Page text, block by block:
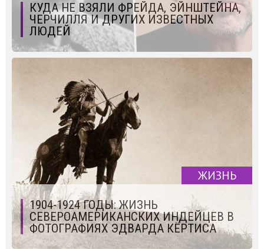
КУДА НЕ ВЗЯЛИ ФРЕЙДА, ЭЙНШТЕЙНА,
ЧЕРЧИЛЛЯ И ДРУГИХ ИЗВЕСТНЫХ
ЛЮДЕЙ
ЖИЗНЬ
1904-1924 ГОДЫ: ЖИЗНЬ
СЕВЕРОАМЕРИКАНСКИХ ИНДЕЙЦЕВ В
ФОТОГРАФИЯХ ЭДВАРДА КЁРТИСА